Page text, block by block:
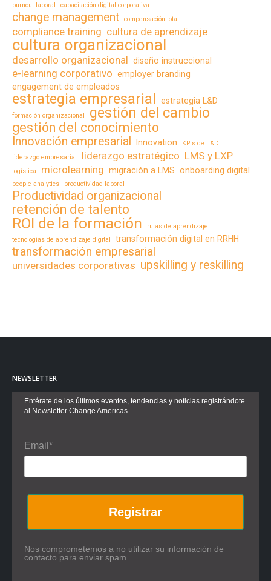
burnout laboral
capacitación digital corporativa
change management compensación total
compliance training cultura de aprendizaje
cultura organizacional
desarrollo organizacional diseño instruccional
e-learning corporativo employer branding
engagement de empleados
estrategia empresarial estrategia L&D
formación organizacional gestión del cambio
gestión del conocimiento
Innovación empresarial Innovation
KPIs de L&D
liderazgo empresarial
liderazgo estratégico LMS y LXP
logística microlearning migración a LMS onboarding digital
people analytics productividad laboral
Productividad organizacional
retención de talento
ROI de la formación
rutas de aprendizaje
tecnologías de aprendizaje digital
transformación digital en RRHH
transformación empresarial
universidades corporativas upskilling y reskilling
NEWSLETTER
Entérate de los últimos eventos, tendencias y noticias registrándote
al Newsletter Change Americas
Email*
Registrar
Nos comprometemos a no utilizar su información de
contacto para enviar spam.